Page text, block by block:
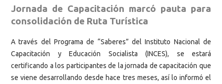
Jornada de Capacitación marcó pauta para
consolidación de Ruta Turística
A través del Programa de “Saberes” del Instituto Nacional de
Capacitación y Educación Socialista (INCES), se estará
certificando a los participantes de la jornada de capacitación que
se viene desarrollando desde hace tres meses, así lo informó el